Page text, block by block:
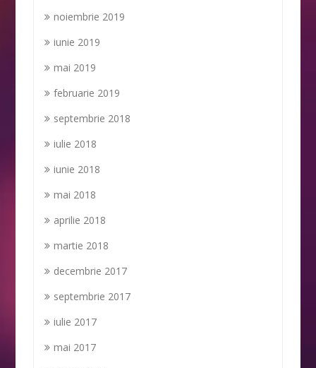
noiembrie 2019
iunie 2019
mai 2019
februarie 2019
septembrie 2018
iulie 2018
iunie 2018
mai 2018
aprilie 2018
martie 2018
decembrie 2017
septembrie 2017
iulie 2017
mai 2017